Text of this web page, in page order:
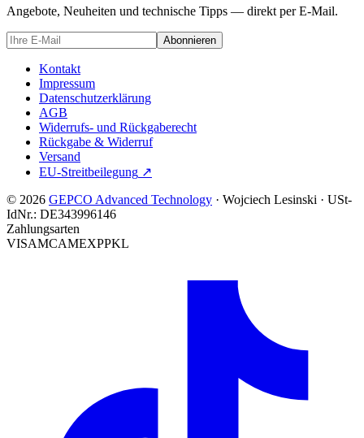
Angebote, Neuheiten und technische Tipps — direkt per E-Mail.
Abonnieren
Kontakt
Impressum
Datenschutzerklärung
AGB
Widerrufs- und Rückgaberecht
Rückgabe & Widerruf
Versand
EU-Streitbeilegung ↗
© 2026 GEPCO Advanced Technology · Wojciech Lesinski · USt-
IdNr.: DE343996146
Zahlungsarten
VISAMCAMEXPPKL